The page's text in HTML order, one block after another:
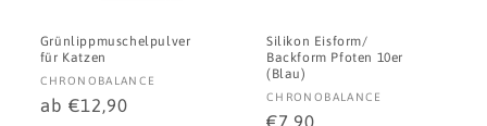
Grünlippmuschelpulver
für Katzen
Anbieter:
CHRONOBALANCE
Normaler
ab €12,90
Silikon Eisform/
Backform Pfoten 10er
(Blau)
Anbieter:
CHRONOBALANCE
Normaler
€7,90